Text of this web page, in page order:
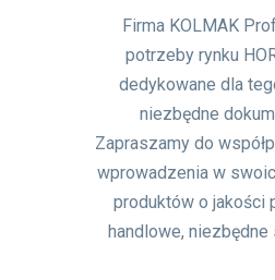
Firma KOLMAK
potrzeby rynku
dedykowane dla
niezbędne
Zapraszamy do
wprowadzenia w
produktów o jakości
handlowe,